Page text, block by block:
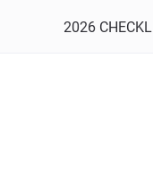
2026